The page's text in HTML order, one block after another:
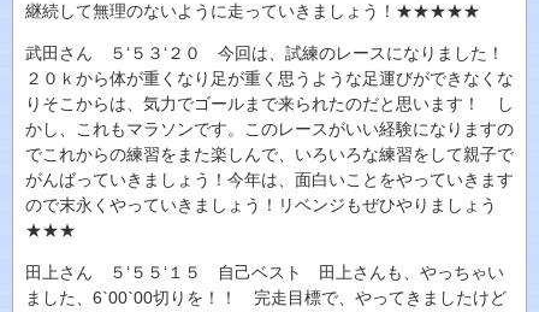
継続して無理のないように走っていきましょう！★★★★★
武田さん ５‘５３‘２０ 今回は、試練のレースになりました！
２０ｋから体が重くなり足が重く思うような足運びができなくな
りそこからは、気力でゴールまで来られたのだと思います！ し
かし、これもマラソンです。このレースがいい経験になりますの
でこれからの練習をまた楽しんで、いろいろな練習をして親子で
がんばっていきましょう！今年は、面白いことをやっていきます
ので末永くやっていきましょう！リベンジもぜひやりましょう
★★★
田上さん ５‘５５‘１５ 自己ベスト 田上さんも、やっちゃい
ました、6`00`00切りを！！ 完走目標で、やってきましたけど